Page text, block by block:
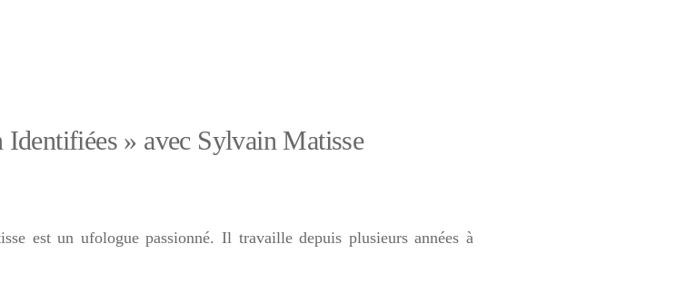
» avec Sylvain Matisse
est un ufologue passionné. Il travaille depuis plusieurs années à